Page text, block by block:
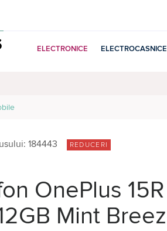
ELECTRONICE ELECTROCASNICE
184443 REDUCERI
OnePlus 15R
Mint